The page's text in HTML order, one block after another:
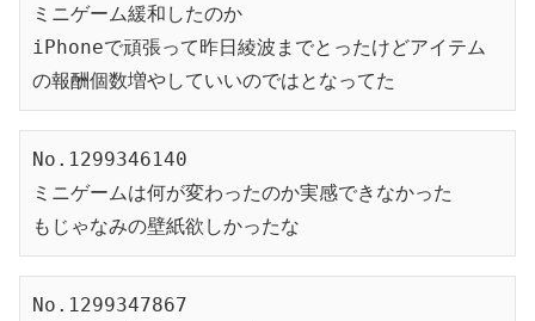
ミニゲーム緩和したのか
iPhoneで頑張って昨日綾波までとったけどアイテム
の報酬個数増やしていいのではとなってた
No.1299346140
ミニゲームは何が変わったのか実感できなかった
もじゃなみの壁紙欲しかったな
No.1299347867